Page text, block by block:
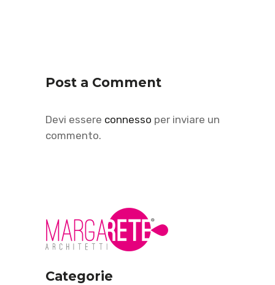
Post a Comment
Devi essere connesso per inviare un
commento.
Categorie